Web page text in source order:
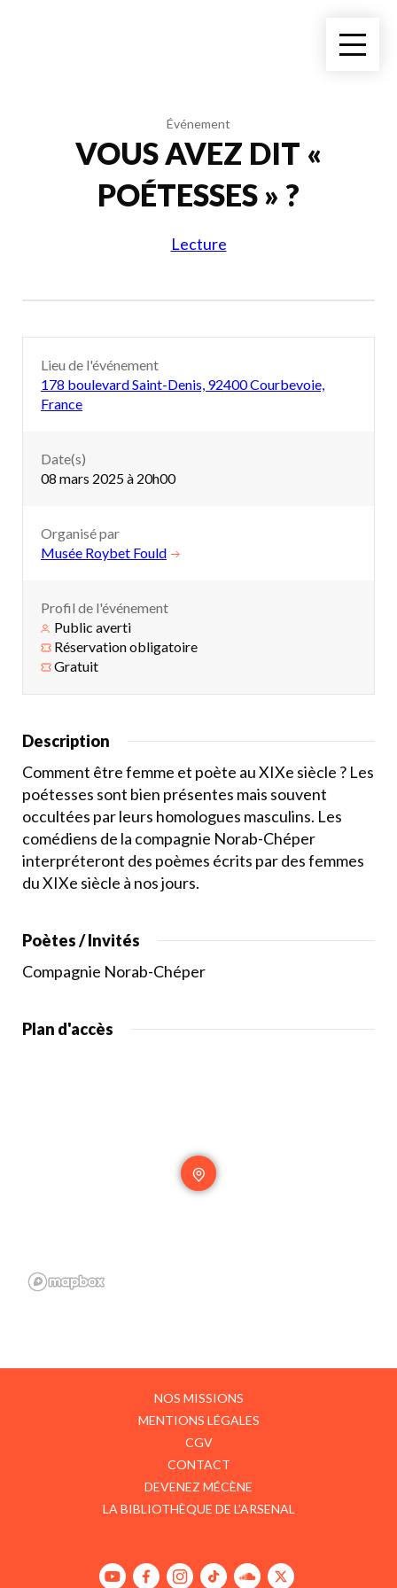
Événement
VOUS AVEZ DIT «
POÉTESSES » ?
Lecture
Lieu de l'événement
178 boulevard Saint-Denis, 92400 Courbevoie,
France
Date(s)
08 mars 2025 à 20h00
Organisé par
Musée Roybet Fould
Profil de l'événement
Public averti
Réservation obligatoire
Gratuit
Description
Comment être femme et poète au XIXe siècle ? Les
poétesses sont bien présentes mais souvent
occultées par leurs homologues masculins. Les
comédiens de la compagnie Norab-Chéper
interpréteront des poèmes écrits par des femmes
du XIXe siècle à nos jours.
Poètes / Invités
Compagnie Norab-Chéper
Plan d'accès
NOS MISSIONS
MENTIONS LÉGALES
CGV
CONTACT
DEVENEZ MÉCÈNE
LA BIBLIOTHÈQUE DE L’ARSENAL